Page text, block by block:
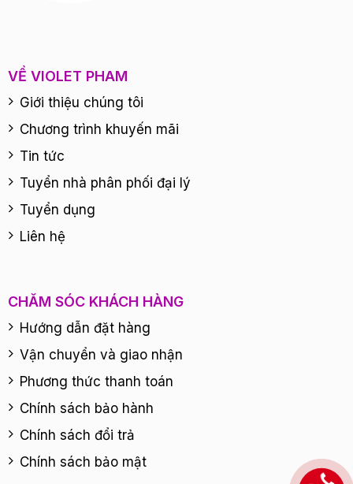
VỀ VIOLET PHAM
Giới thiệu chúng tôi
Chương trình khuyến mãi
Tin tức
Tuyển nhà phân phối đại lý
Tuyển dụng
Liên hệ
CHĂM SÓC KHÁCH HÀNG
Hướng dẫn đặt hàng
Vận chuyển và giao nhận
Phương thức thanh toán
Chính sách bảo hành
Chính sách đổi trả
Chính sách bảo mật